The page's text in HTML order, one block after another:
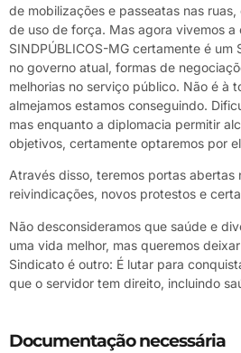
de mobilizações e passeatas nas
de uso de força. Mas agora vivemos a
SINDPÚBLICOS-MG certamente é um
no governo atual, formas de
melhorias no serviço público. Não é à
almejamos estamos conseguindo.
mas enquanto a diplomacia permitir
objetivos, certamente optaremos por
Através disso, teremos portas abertas
reivindicações, novos protestos e
Não desconsideramos que saúde e
uma vida melhor, mas queremos
Sindicato é outro: É lutar para
que o servidor tem direito, incluindo
Documentação necessária